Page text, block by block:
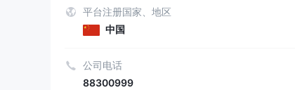
平台注册国家、地区
中国
公司电话
88300999